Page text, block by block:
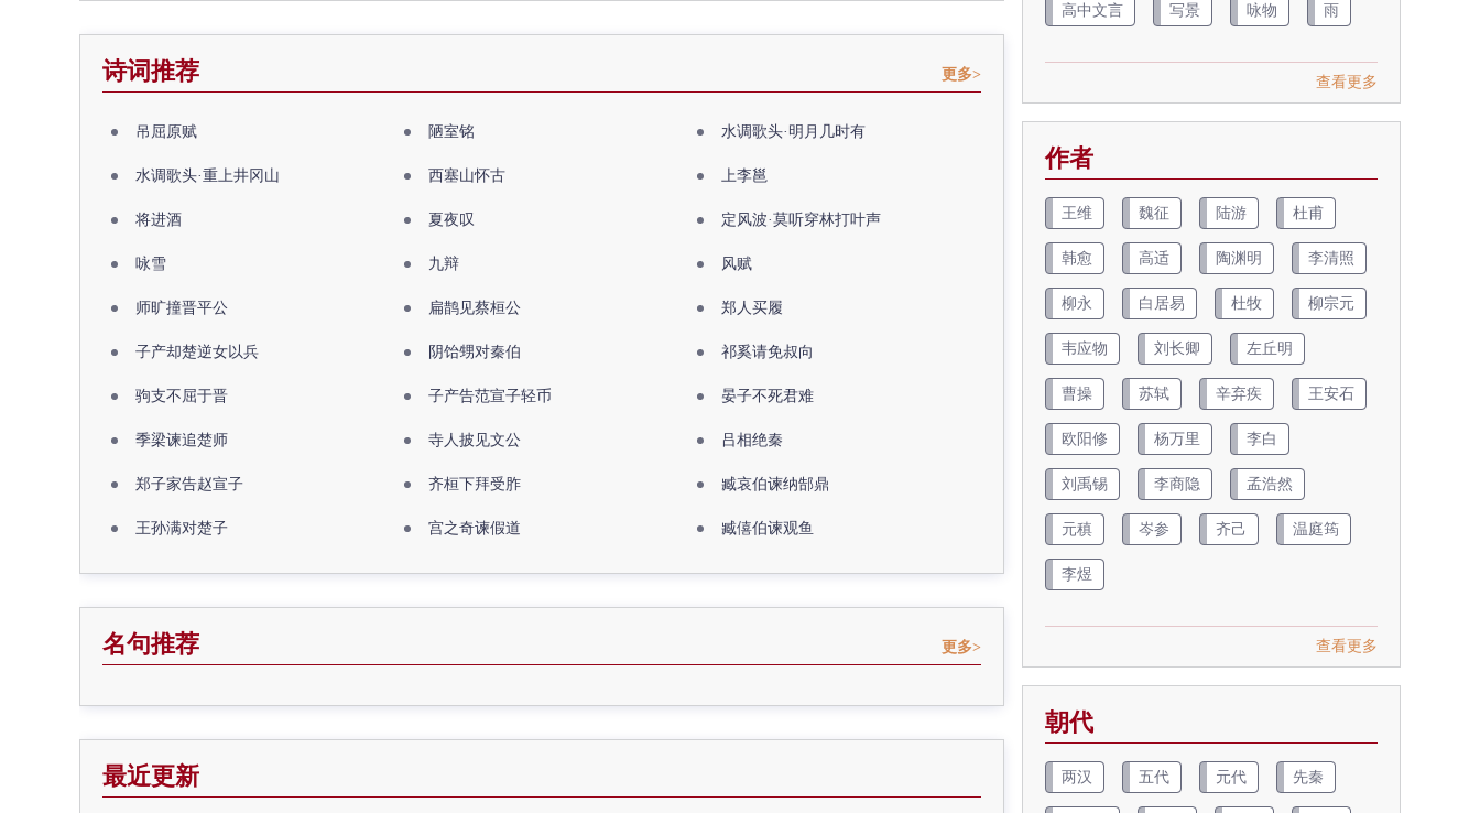
诗词推荐 更多>
吊屈原赋 陋室铭 水调歌头·明月几时有
水调歌头·重上井冈山 西塞山怀古 上李邕
将进酒 夏夜叹 定风波·莫听穿林打叶声
咏雪 九辩 风赋
师旷撞晋平公 扁鹊见蔡桓公 郑人买履
子产却楚逆女以兵 阴饴甥对秦伯 祁奚请免叔向
驹支不屈于晋 子产告范宣子轻币 晏子不死君难
季梁谏追楚师 寺人披见文公 吕相绝秦
郑子家告赵宣子 齐桓下拜受胙 臧哀伯谏纳郜鼎
王孙满对楚子 宫之奇谏假道 臧僖伯谏观鱼
名句推荐 更多>
最近更新
高中文言 写景 咏物 雨
查看更多
作者
王维 魏征 陆游 杜甫
韩愈 高适 陶渊明 李清照
柳永 白居易 杜牧 柳宗元
韦应物 刘长卿 左丘明
曹操 苏轼 辛弃疾 王安石
欧阳修 杨万里 李白
刘禹锡 李商隐 孟浩然
元稹 岑参 齐己 温庭筠
李煜
查看更多
朝代
两汉 五代 元代 先秦